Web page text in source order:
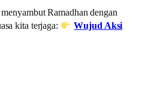
Ramadhan dengan
kita terjaga:
Wujud Aksi